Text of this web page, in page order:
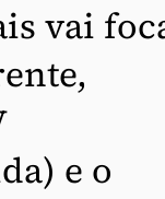
vai
e o